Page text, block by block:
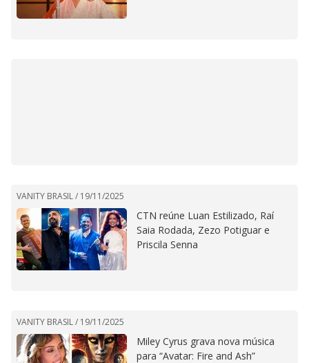
VANITY BRASIL / 19/11/2025
CTN reúne Luan Estilizado, Raí
Saia Rodada, Zezo Potiguar e
Priscila Senna
VANITY BRASIL / 19/11/2025
Miley Cyrus grava nova música
para “Avatar: Fire and Ash”